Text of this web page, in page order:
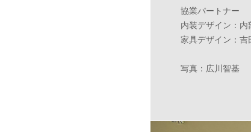
協業パートナー
内装デザイン：内
家具デザイン：吉
写真：広川智基